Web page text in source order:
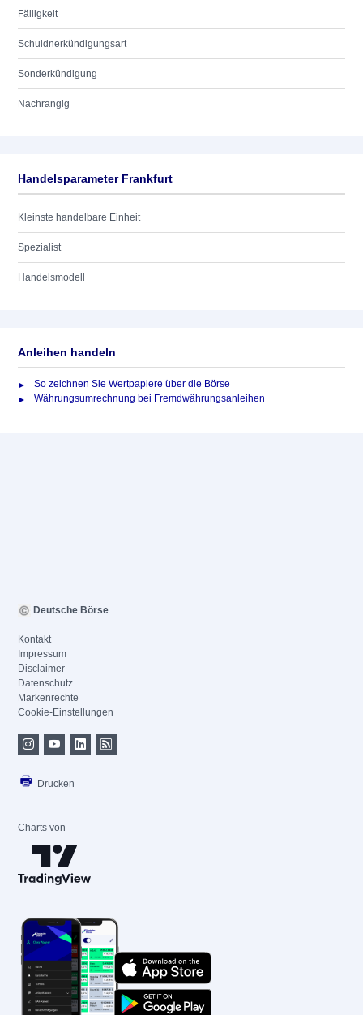
Fälligkeit
Schuldnerkündigungsart
Sonderkündigung
Nachrangig
Handelsparameter Frankfurt
Kleinste handelbare Einheit
Spezialist
Handelsmodell
Anleihen handeln
So zeichnen Sie Wertpapiere über die Börse
Währungsumrechnung bei Fremdwährungsanleihen
Deutsche Börse
Kontakt
Impressum
Disclaimer
Datenschutz
Markenrechte
Cookie-Einstellungen
Drucken
Charts von